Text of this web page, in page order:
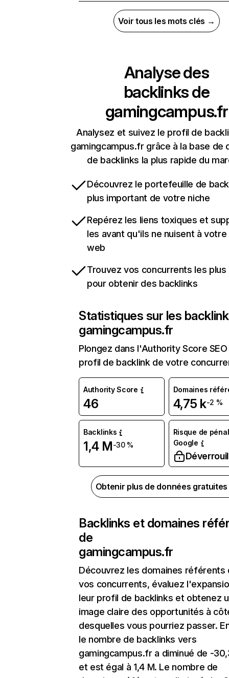
Voir tous les mots clés →
Analyse des
backlinks de
gamingcampus.fr
Analysez et suivez le profil de
gamingcampus.fr grâce à la base de
de backlinks la plus rapide du
Découvrez le portefeuille de
plus important de votre niche
Repérez les liens toxiques et
les avant qu'ils ne nuisent à
web
Trouvez vos concurrents les
pour obtenir des backlinks
Statistiques sur les
gamingcampus.fr
Plongez dans l'Authority Score
profil de backlink de votre
Authority Score
46
Domaines
4,75 k-2 %
Backlinks
1,4 M-30 %
Risque de
Google
Obtenir plus de données
Backlinks et domaines
de
gamingcampus.fr
Découvrez les domaines référents
vos concurrents, évaluez
leur profil de backlinks et obtenez
image claire des opportunités à
desquelles vous pourriez passer.
le nombre de backlinks vers
gamingcampus.fr a diminué de -
et est égal à 1,4 M. Le nombre de